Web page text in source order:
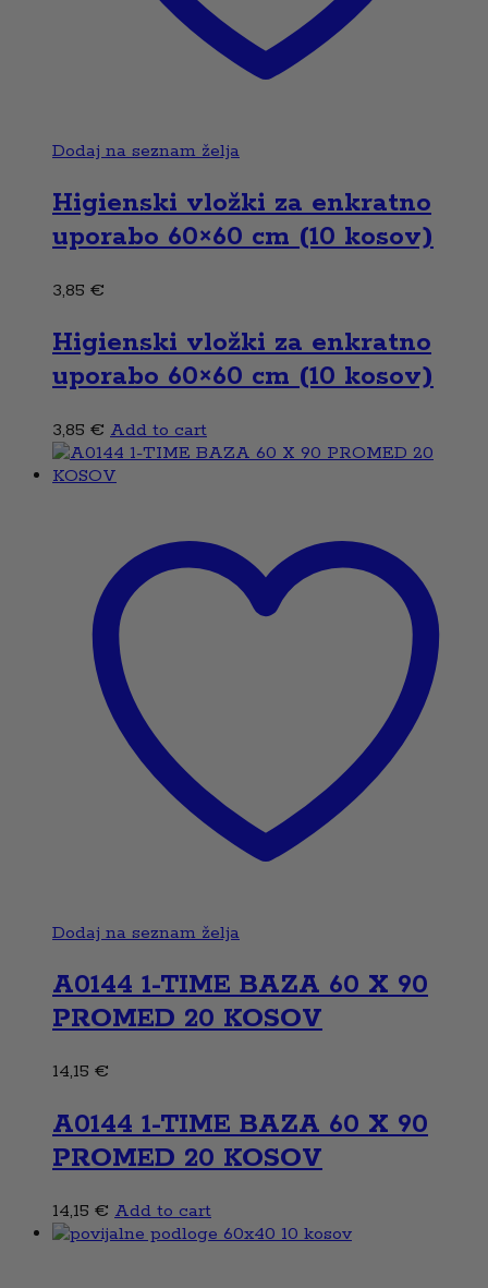
Dodaj na seznam želja
Higienski vložki za enkratno
uporabo 60×60 cm (10 kosov)
3,85 €
Higienski vložki za enkratno
uporabo 60×60 cm (10 kosov)
3,85 € Add to cart
Dodaj na seznam želja
A0144 1-TIME BAZA 60 X 90
PROMED 20 KOSOV
14,15 €
A0144 1-TIME BAZA 60 X 90
PROMED 20 KOSOV
14,15 € Add to cart